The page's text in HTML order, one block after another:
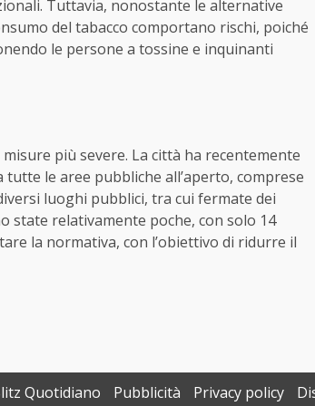
Tuttavia, nonostante le alternative
del tabacco comportano rischi, poiché
le persone a tossine e inquinanti
più severe. La città ha recentemente
le aree pubbliche all’aperto, comprese
luoghi pubblici, tra cui fermate dei
state relativamente poche, con solo 14
la normativa, con l’obiettivo di ridurre il
Quotidiano Pubblicità Privacy policy